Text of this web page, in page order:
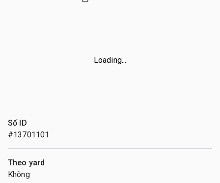
Loading...
Số ID
#13701101
Theo yard
Không